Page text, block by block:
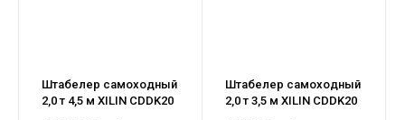
Штабелер самоходный
2,0 т 4,5 м XILIN CDDK20
Штабелер самоходный
2,0 т 3,5 м XILIN CDDK20